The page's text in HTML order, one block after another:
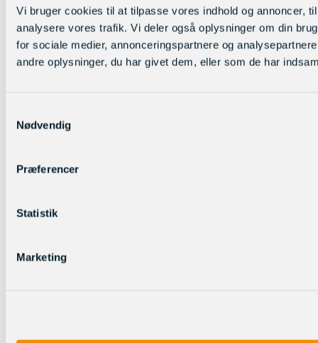
Vi bruger cookies til at tilpasse vores indhold og annoncer,
analysere vores trafik. Vi deler også oplysninger om din
for sociale medier, annonceringspartnere og
andre oplysninger, du har givet dem, eller som de har
Nødvendig
Præferencer
Statistik
Marketing